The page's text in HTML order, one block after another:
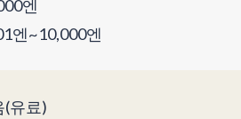
엔
엔~10,000엔
(유료)